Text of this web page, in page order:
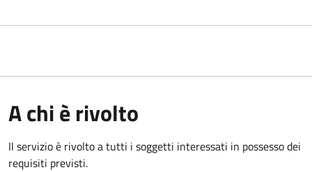
A chi è rivolto
Il servizio è rivolto a tutti i soggetti interessati in possesso dei
requisiti previsti.